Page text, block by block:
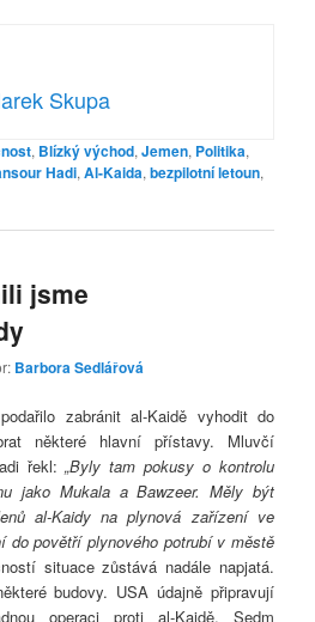
Skupa
, Blízký východ,Jemen, Politika,
Hadi,Al-Kaida,bezpilotní letoun,
jsme
Barbora Sedlářová
zabránit al-Kaidě vyhodit do
některé hlavní přístavy. Mluvčí
řekl:„Byly tam pokusy o kontrolu
jako Mukala a Bawzeer. Měly být
al-Kaidy na plynová zařízení ve
do povětří plynového potrubí v městě
situace zůstává nadále napjatá.
budovy. USA údajně připravují
operaci proti al-Kaidě. Sedm